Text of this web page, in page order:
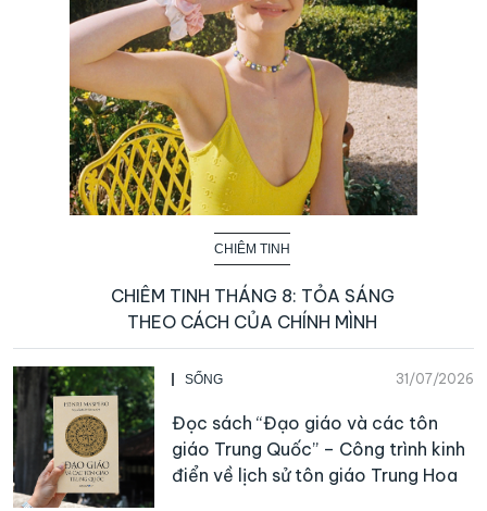
CHIÊM TINH
CHIÊM TINH THÁNG 8: TỎA SÁNG
THEO CÁCH CỦA CHÍNH MÌNH
SỐNG 31/07/2026
Đọc sách “Đạo giáo và các tôn
giáo Trung Quốc” – Công trình kinh
điển về lịch sử tôn giáo Trung Hoa